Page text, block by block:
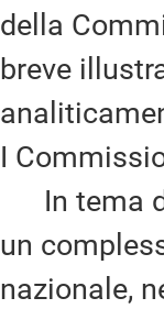
della
breve
I
In tema di
un
nazionale,